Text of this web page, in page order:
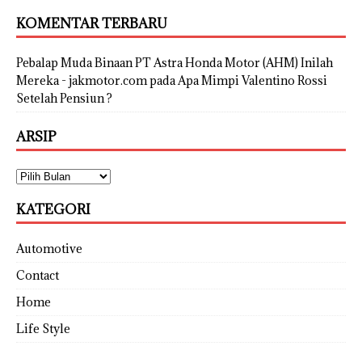
KOMENTAR TERBARU
Pebalap Muda Binaan PT Astra Honda Motor (AHM) Inilah
Mereka - jakmotor.compada Apa Mimpi Valentino Rossi
Setelah Pensiun ?
ARSIP
KATEGORI
Automotive
Contact
Home
Life Style